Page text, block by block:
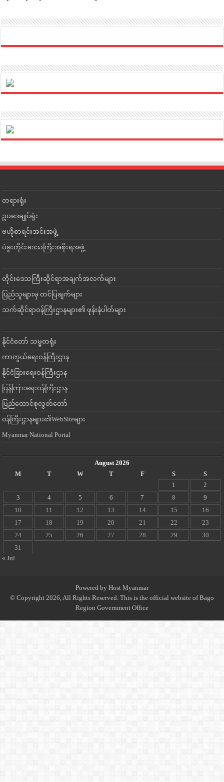
တရားရုံး
ဥပဒေချုပ်ရုံး
ဗဟိုစာရင်းအင်းအဖွဲ့
ပဲခူးတိုင်းဒေသကြီးအစိုးရအဖွဲ့
တိုင်းဒေသကြီးဆိုင်ရာအချက်အလက်များ
ပြည်သူများမှ တင်ပြချက်များ
သက်ဆိုင်ရာဝန်ကြီးဌာနများ၏ ဖုန်းနံပါတ်များ
နိုင်ငံတော် သမ္မတရုံး
ကာကွယ်ရေးဝန်ကြီးဌာန
နိုင်ငံခြားရေးဝန်ကြီးဌာန
ပြန်ကြားရေးဝန်ကြီးဌာန
ပြည်ထောင်စုလွှတ်တော်
ဝန်ကြီးဌာနများ၏WebSiteများ
Myanmar National Portal
August 2026
M
T W T F S
S
1
2
3
4 5 6 7 8
9
10
11 12 13 14 15
16
17
18 19 20 21 22
23
24
25 26 27 28 29
30
31
« Jul
Powered by Host Myanmar
© Copyright 2026, All Rights Reserved. This is the official website of Bago
Region Government Office